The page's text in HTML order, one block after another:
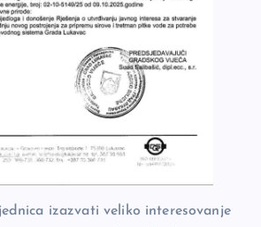
izazvati veliko interesovanje